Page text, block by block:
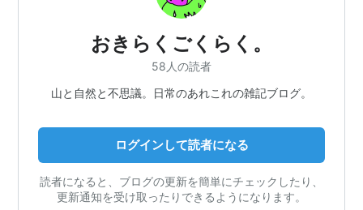
おきらくごくらく。
58人の読者
山と自然と不思議。日常のあれこれの雑記ブログ。
ログインして読者になる
読者になると、ブログの更新を簡単にチェックしたり、
更新通知を受け取ったりできるようになります。